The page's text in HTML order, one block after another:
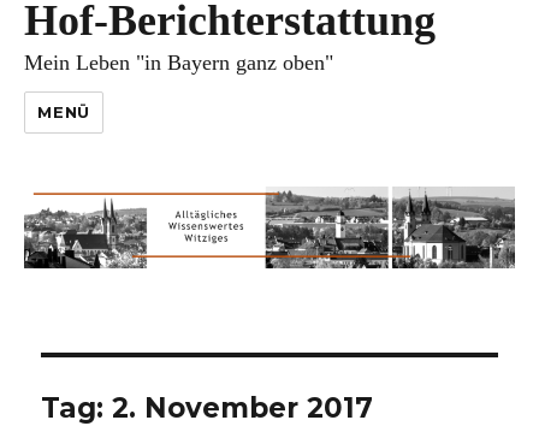
Hof-Berichterstattung
Mein Leben "in Bayern ganz oben"
MENÜ
Tag:2. November 2017